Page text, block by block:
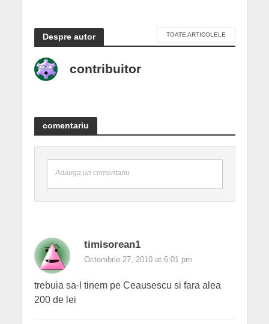
Despre autor TOATE ARTICOLELE
contribuitor
comentariu
Adauga un comentariu
timisorean1
Octombrie 27, 2010 at 6:01 pm
trebuia sa-l tinem pe Ceausescu si fara alea
200 de lei